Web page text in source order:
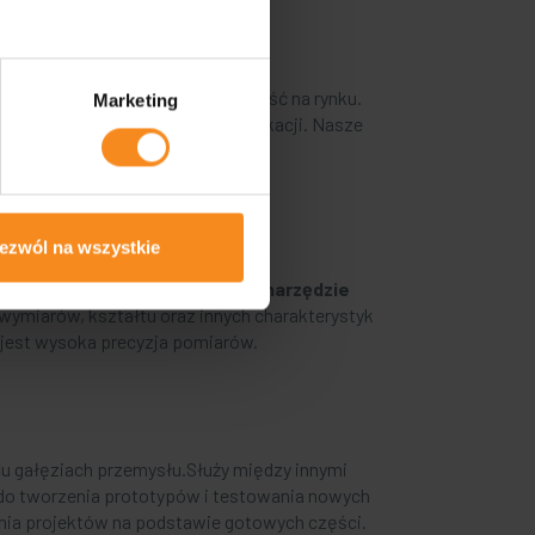
Marketing
na wszystkie
operacyjną i konkurencyjność na rynku.
kontroli jakości oraz weryfikacji. Nasze
jego działalności.
To zaawansowane
narzędzie
kształtu oraz innych charakterystyk
wysoka precyzja pomiarów.
przemysłu.Służy między innymi
tworzenia prototypów i testowania nowych
projektów na podstawie gotowych części.